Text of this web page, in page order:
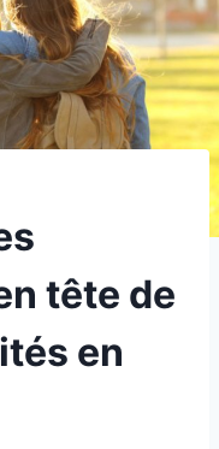
tête de
en